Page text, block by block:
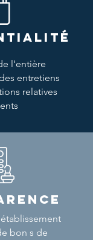
l'entière
entretiens
relatives
bon s de